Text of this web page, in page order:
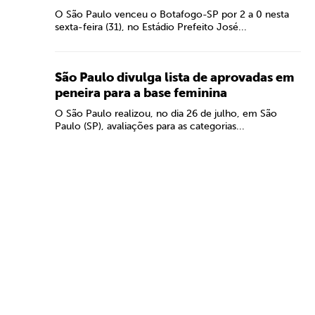
O São Paulo venceu o Botafogo-SP por 2 a 0 nesta
sexta-feira (31), no Estádio Prefeito José...
São Paulo divulga lista de aprovadas em
peneira para a base feminina
O São Paulo realizou, no dia 26 de julho, em São
Paulo (SP), avaliações para as categorias...